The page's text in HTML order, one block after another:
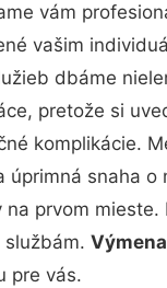
vám
vašim
dbáme
pretože si
komplikácie.
snaha o
prvom mieste.
pre vás.